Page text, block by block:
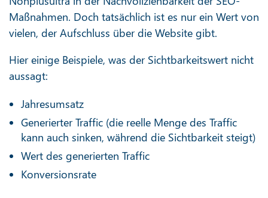
Maßnahmen. Doch tatsächlich ist es nur ein Wert von
vielen, der Aufschluss über die Website gibt.
Hier einige Beispiele, was der Sichtbarkeitswert nicht
aussagt:
Jahresumsatz
Generierter Traffic (die reelle Menge des Traffic
kann auch sinken, während die Sichtbarkeit steigt)
Wert des generierten Traffic
Konversionsrate